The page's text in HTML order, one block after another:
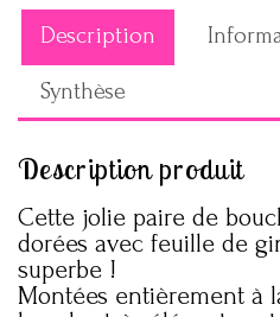
Description
Synthèse
Description produit
Cette jolie paire de
dorées avec feuille de
superbe !
Montées entièrement à